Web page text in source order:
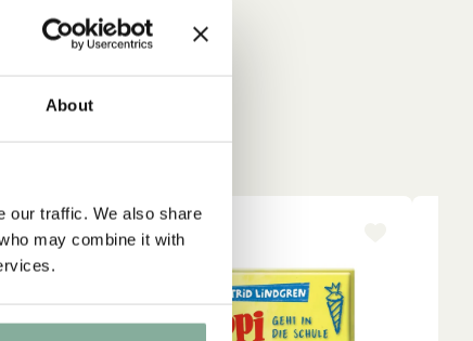
About
our traffic. We also share
may combine it with
-15%